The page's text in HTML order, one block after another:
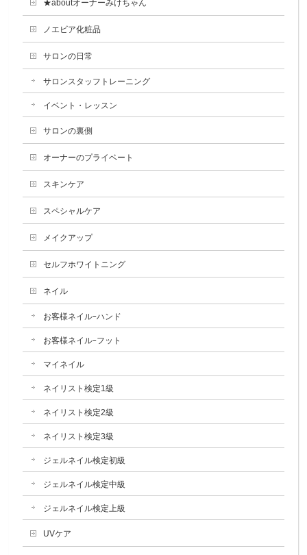
★aboutオーナーみけちゃん
ノエビア化粧品
サロンの日常
サロンスタッフトレーニング
イベント・レッスン
サロンの裏側
オーナーのプライベート
スキンケア
スペシャルケア
メイクアップ
セルフホワイトニング
ネイル
お客様ネイルｰハンド
お客様ネイルｰフット
マイネイル
ネイリスト検定1級
ネイリスト検定2級
ネイリスト検定3級
ジェルネイル検定初級
ジェルネイル検定中級
ジェルネイル検定上級
UVケア